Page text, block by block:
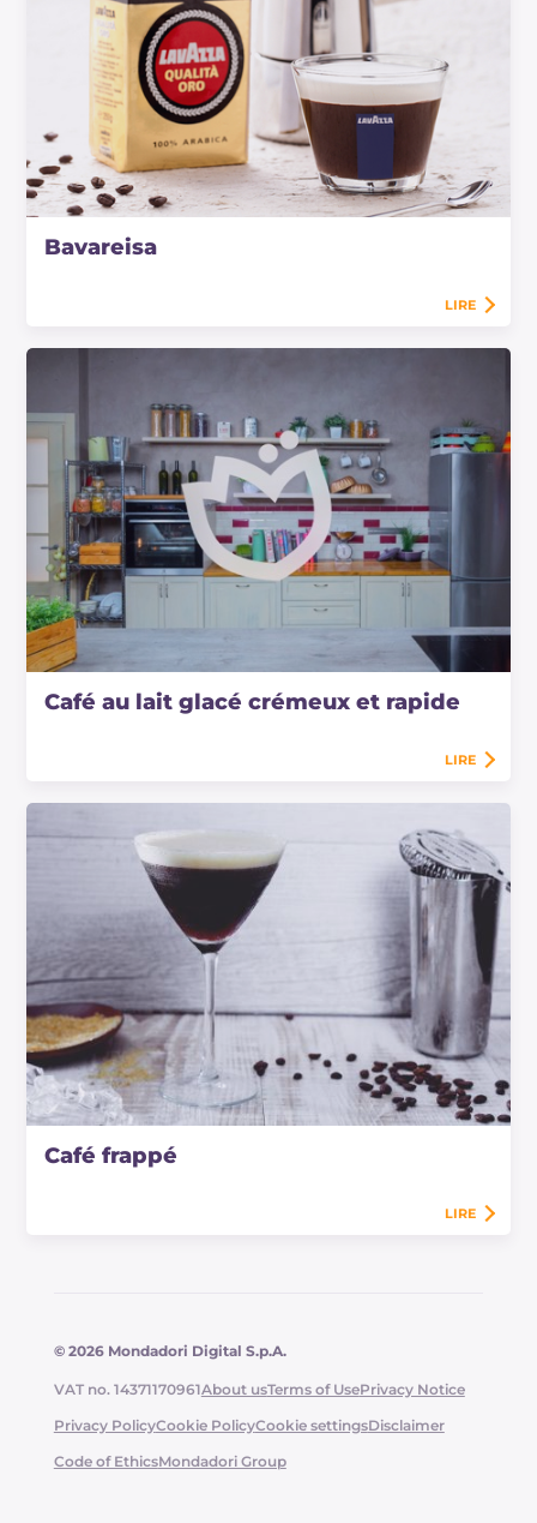
Bavareisa
LIRE
Café au lait glacé crémeux et rapide
LIRE
Café frappé
LIRE
© 2026 Mondadori Digital S.p.A.
VAT no. 14371170961About usTerms of UsePrivacy Notice
Privacy PolicyCookie PolicyCookie settingsDisclaimer
Code of EthicsMondadori Group